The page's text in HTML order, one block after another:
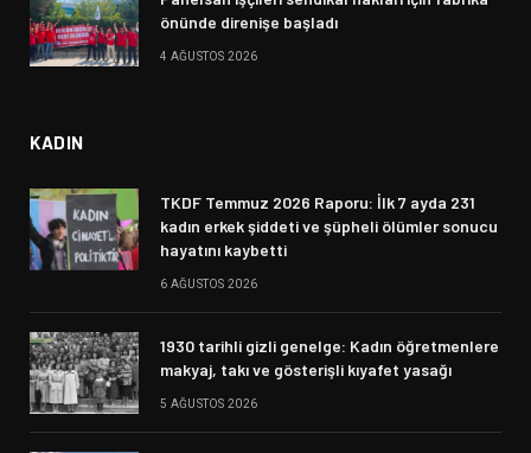
önünde direnişe başladı
4 AĞUSTOS 2026
KADIN
TKDF Temmuz 2026 Raporu: İlk 7 ayda 231
kadın erkek şiddeti ve şüpheli ölümler sonucu
hayatını kaybetti
6 AĞUSTOS 2026
1930 tarihli gizli genelge: Kadın öğretmenlere
makyaj, takı ve gösterişli kıyafet yasağı
5 AĞUSTOS 2026